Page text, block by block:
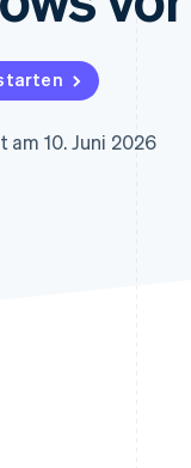
10. Juni 2026